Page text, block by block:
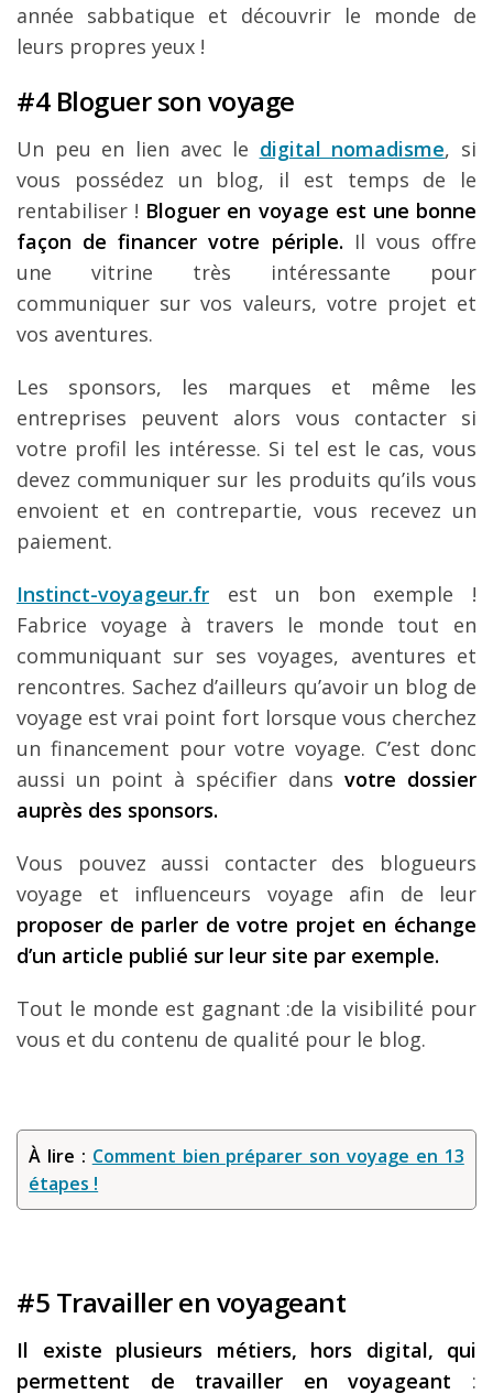
année sabbatique et découvrir le monde de
leurs propres yeux !
#4 Bloguer son voyage
Un peu en lien avec le digital nomadisme, si
vous possédez un blog, il est temps de le
rentabiliser ! Bloguer en voyage est une bonne
façon de financer votre périple. Il vous offre
une vitrine très intéressante pour
communiquer sur vos valeurs, votre projet et
vos aventures.
Les sponsors, les marques et même les
entreprises peuvent alors vous contacter si
votre profil les intéresse. Si tel est le cas, vous
devez communiquer sur les produits qu’ils vous
envoient et en contrepartie, vous recevez un
paiement.
Instinct-voyageur.fr est un bon exemple !
Fabrice voyage à travers le monde tout en
communiquant sur ses voyages, aventures et
rencontres. Sachez d’ailleurs qu’avoir un blog de
voyage est vrai point fort lorsque vous cherchez
un financement pour votre voyage. C’est donc
aussi un point à spécifier dans votre dossier
auprès des sponsors.
Vous pouvez aussi contacter des blogueurs
voyage et influenceurs voyage afin de leur
proposer de parler de votre projet en échange
d’un article publié sur leur site par exemple.
Tout le monde est gagnant :de la visibilité pour
vous et du contenu de qualité pour le blog.
À lire : Comment bien préparer son voyage en 13
étapes !
#5 Travailler en voyageant
Il existe plusieurs métiers, hors digital, qui
permettent de travailler en voyageant :